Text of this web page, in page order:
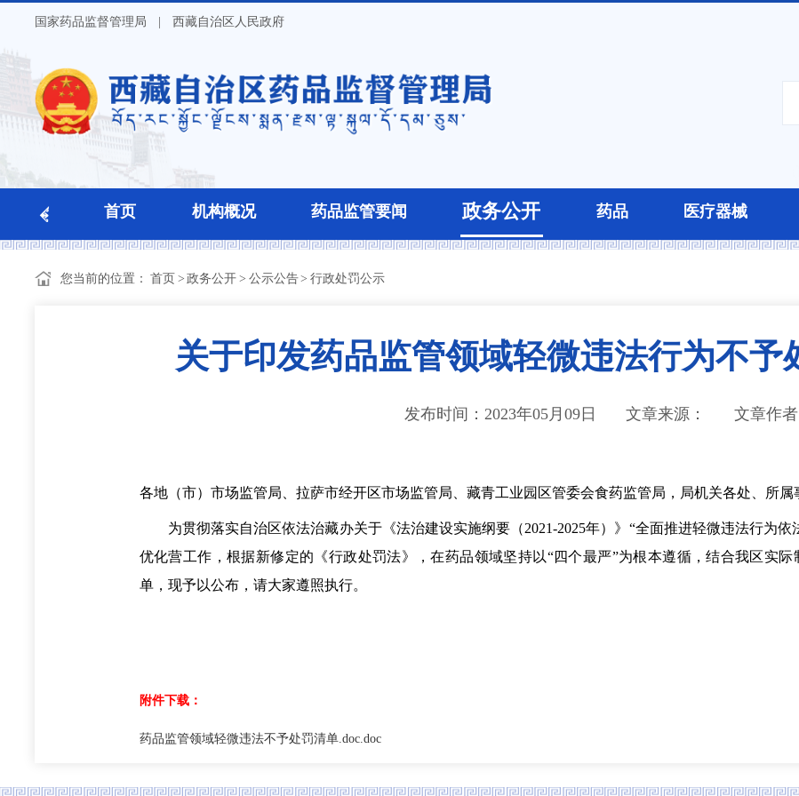
国家药品监督管理局 | 西藏自治区人民政府
首页 机构概况 药品监管要闻 政务公开 药品 医疗器械
您当前的位置： 首页 > 政务公开> 公示公告> 行政处罚公示
关于印发药品监管领域轻微违法行为不予
发布时间：2023年05月09日 文章来源： 文章作者
各地（市）市场监管局、拉萨市经开区市场监管局、藏青工业园区管委会食药监管局，局机关各处、所属
为贯彻落实自治区依法治藏办关于《法治建设实施纲要（2021-2025年）》“全面推进轻微违法行为依
优化营工作，根据新修定的《行政处罚法》，在药品领域坚持以“四个最严”为根本遵循，结合我区实
单，现予以公布，请大家遵照执行。
附件下载：
药品监管领域轻微违法不予处罚清单.doc.doc